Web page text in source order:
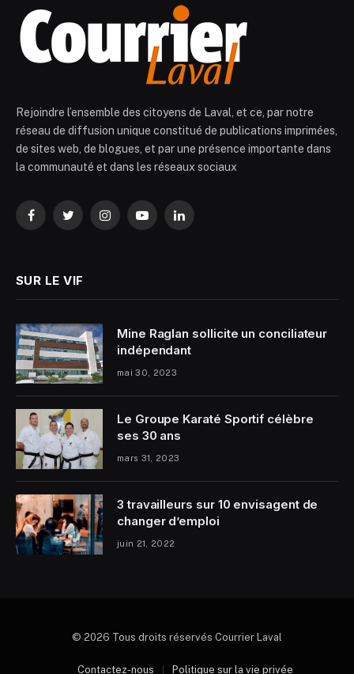
Rejoindre l’ensemble des citoyens de Laval, et ce, par notre
réseau de diffusion unique constitué de publications imprimées,
de sites web, de blogues, et par une présence importante dans
la communauté et dans les réseaux sociaux
FacebookTwitterInstagramYouTubeLinkedIn
SUR LE VIF
Mine Raglan sollicite un conciliateur
indépendant
mai 30, 2023
Le Groupe Karaté Sportif célèbre
ses 30 ans
mars 31, 2023
3 travailleurs sur 10 envisagent de
changer d’emploi
juin 21, 2022
© 2026 Tous droits réservés Courrier Laval
Contactez-nous Politique sur la vie privée